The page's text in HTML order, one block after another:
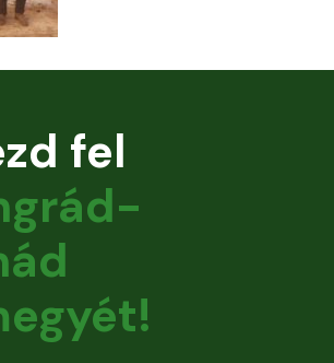
fel